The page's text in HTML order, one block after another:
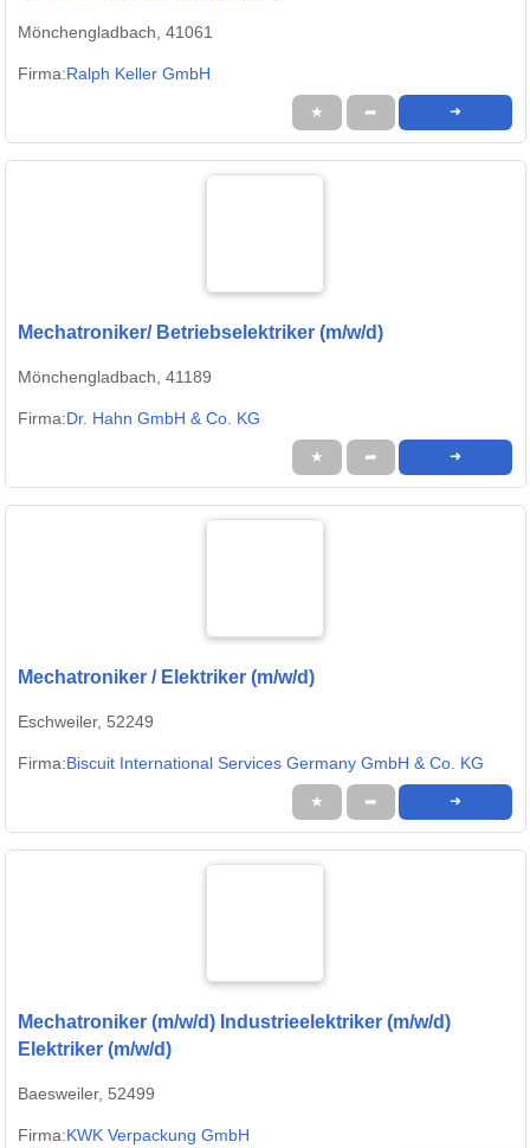
Mönchengladbach, 41061
Firma:Ralph Keller GmbH
★ ➦ ➜
Mechatroniker/ Betriebselektriker (m/w/d)
Mönchengladbach, 41189
Firma:Dr. Hahn GmbH & Co. KG
★ ➦ ➜
Mechatroniker / Elektriker (m/w/d)
Eschweiler, 52249
Firma:Biscuit International Services Germany GmbH & Co. KG
★ ➦ ➜
Mechatroniker (m/w/d) Industrieelektriker (m/w/d)
Elektriker (m/w/d)
Baesweiler, 52499
Firma:KWK Verpackung GmbH